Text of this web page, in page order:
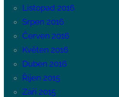
Listopad 2016
Srpen 2016
Červen 2016
Květen 2016
Duben 2016
Říjen 2015
Září 2015